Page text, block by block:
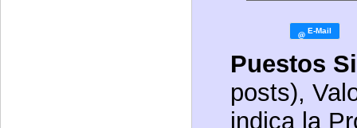
Puestos
posts),
indica la